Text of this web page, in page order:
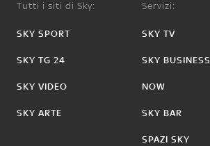
Tutti i siti di Sky:
SKY SPORT
SKY TG 24
SKY VIDEO
SKY ARTE
Servizi:
SKY TV
SKY BUSINESS
NOW
SKY BAR
SPAZI SKY